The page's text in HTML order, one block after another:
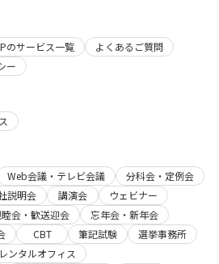
のサービス一覧
よくあるご質問
ー
Web会議・テレビ会議
分科会・定例会
説明会 講演会
ウェビナー
会・歓送迎会
忘年会・新年会
CBT 筆記試験
選挙事務所
レンタルオフィス